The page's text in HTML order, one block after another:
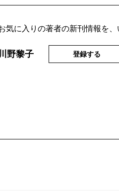
気に入りの著者の新刊情報を
野黎子 登録する